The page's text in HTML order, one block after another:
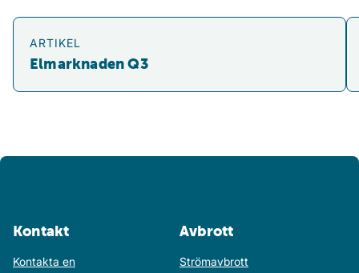
Elmarknaden Q3
ARTIKEL
Elmarknaden Q3
Kontakt
Kontakta en
Avbrott
Strömavbrott